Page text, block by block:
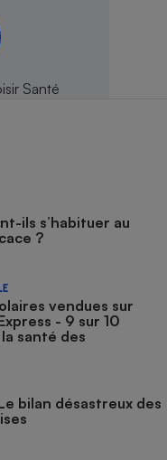
ils s’habituer au
?
vendues sur
- 9 sur 10
santé des
bilan désastreux des